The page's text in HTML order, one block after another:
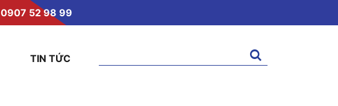
0907 52 98 99
TIN TỨC
kiếm: